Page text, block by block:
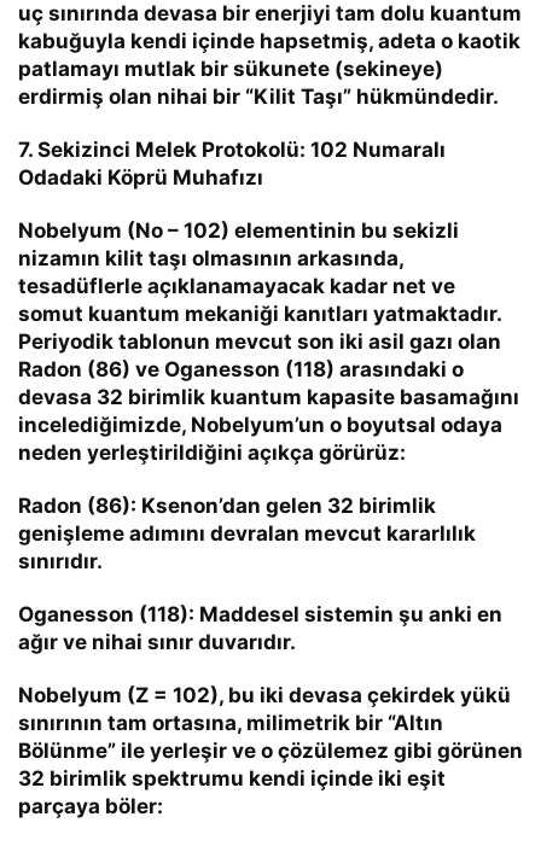
uç sınırında devasa bir enerjiyi tam dolu kuantum
kabuğuyla kendi içinde hapsetmiş, adeta o kaotik
patlamayı mutlak bir sükunete (sekineye)
erdirmiş olan nihai bir “Kilit Taşı” hükmündedir.
7. Sekizinci Melek Protokolü: 102 Numaralı
Odadaki Köprü Muhafızı
Nobelyum (No – 102) elementinin bu sekizli
nizamın kilit taşı olmasının arkasında,
tesadüflerle açıklanamayacak kadar net ve
somut kuantum mekaniği kanıtları yatmaktadır.
Periyodik tablonun mevcut son iki asil gazı olan
Radon (86) ve Oganesson (118) arasındaki o
devasa 32 birimlik kuantum kapasite basamağını
incelediğimizde, Nobelyum’un o boyutsal odaya
neden yerleştirildiğini açıkça görürüz:
Radon (86): Ksenon’dan gelen 32 birimlik
genişleme adımını devralan mevcut kararlılık
sınırıdır.
Oganesson (118): Maddesel sistemin şu anki en
ağır ve nihai sınır duvarıdır.
Nobelyum (Z = 102), bu iki devasa çekirdek yükü
sınırının tam ortasına, milimetrik bir “Altın
Bölünme” ile yerleşir ve o çözülemez gibi görünen
32 birimlik spektrumu kendi içinde iki eşit
parçaya böler: